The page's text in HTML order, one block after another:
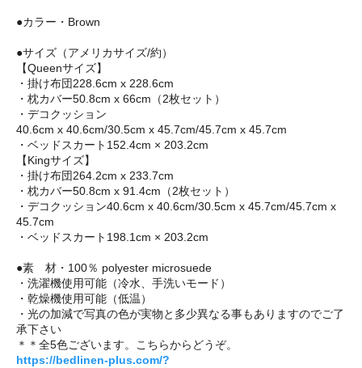
●カラー・Brown
●サイズ（アメリカサイズ/約）
【Queenサイズ】
・掛け布団228.6cm x 228.6cm
・枕カバー50.8cm x 66cm（2枚セット）
・デコクッション
40.6cm x 40.6cm/30.5cm x 45.7cm/45.7cm x 45.7cm
・ベッドスカート152.4cm × 203.2cm
【Kingサイズ】
・掛け布団264.2cm x 233.7cm
・枕カバー50.8cm x 91.4cm（2枚セット）
・デコクッション40.6cm x 40.6cm/30.5cm x 45.7cm/45.7cm x
45.7cm
・ベッドスカート198.1cm × 203.2cm
●素 材・100％ polyester microsuede
・洗濯機使用可能（冷水、手洗いモード）
・乾燥機使用可能（低温）
・光の加減で写真の色が実物と多少異なる事もありますのでご了
承下さい
＊＊全5色ございます。こちらからどうぞ。
https://bedlinen-plus.com/?